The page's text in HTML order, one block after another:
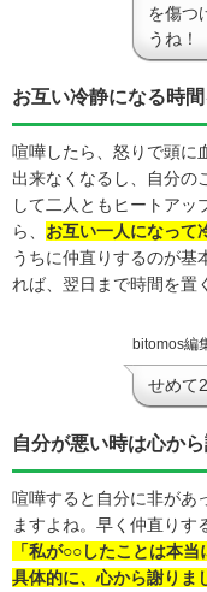
を傷つ
うね！
お互い冷静になる時
喧嘩したら、怒りで頭に
出来なくなるし、自分の
して二人ともヒートアッ
ら、 お互い一人になって
うちに仲直りするのが基
れば、翌日まで時間を置
bitomos編
せめて
自分が悪い時は心か
喧嘩すると自分に非があ
ますよね。早く仲直りす
「私が○○したことは本
具体的に、心から謝りま